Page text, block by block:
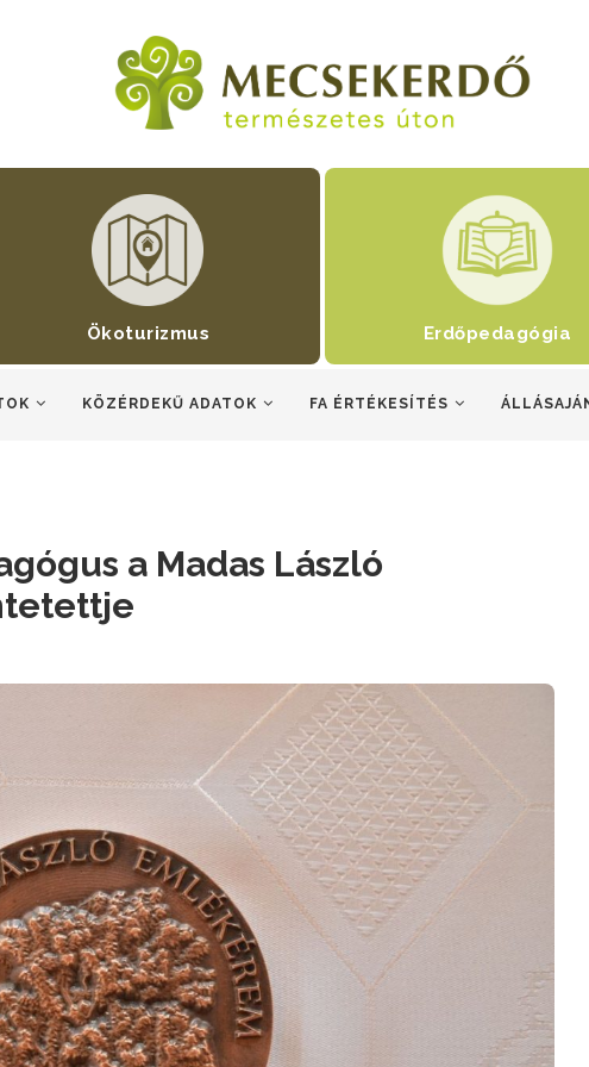
Ökoturizmus Erdőpedagógia
KÖZÉRDEKŰ ADATOK FA ÉRTÉKESÍTÉS
a Madas László